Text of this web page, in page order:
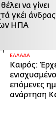
να γίνει
γκέι άνδρας
ΗΠΑ
ΕΛΛΑΔΑ
Καιρός:
επόμενες
ανάρτηση